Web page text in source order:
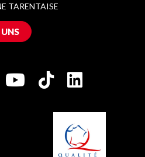
TARENTAISE